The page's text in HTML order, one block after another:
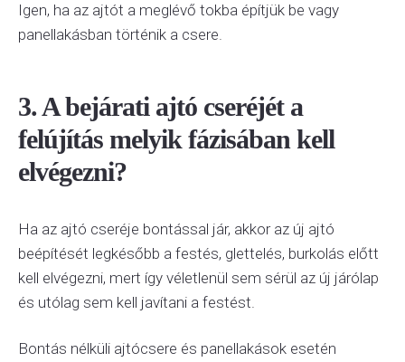
Igen, ha az ajtót a meglévő tokba építjük be vagy
panellakásban történik a csere.
3. A bejárati ajtó cseréjét a
felújítás melyik fázisában kell
elvégezni?
Ha az ajtó cseréje bontással jár, akkor az új ajtó
beépítését legkésőbb a festés, glettelés, burkolás előtt
kell elvégezni, mert így véletlenül sem sérül az új járólap
és utólag sem kell javítani a festést.
Bontás nélküli ajtócsere és panellakások esetén